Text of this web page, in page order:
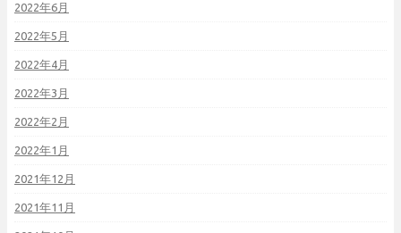
2022年6月
2022年5月
2022年4月
2022年3月
2022年2月
2022年1月
2021年12月
2021年11月